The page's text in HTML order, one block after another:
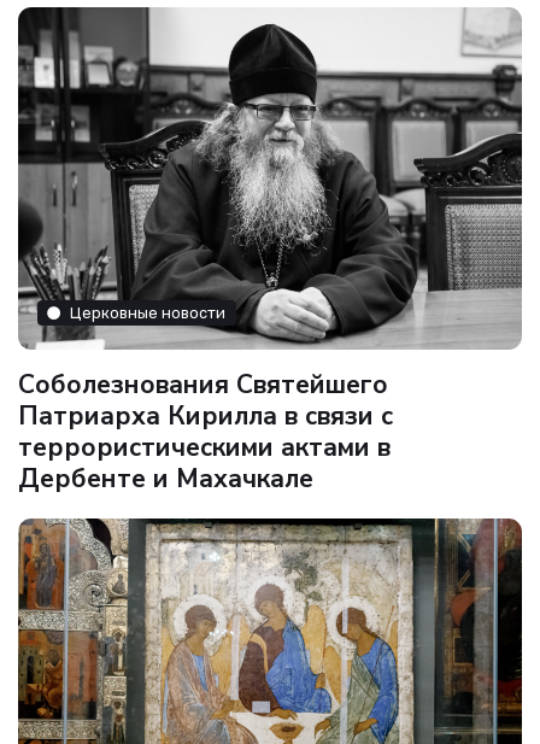
Церковные новости
Соболезнования Святейшего
Патриарха Кирилла в связи с
террористическими актами в
Дербенте и Махачкале